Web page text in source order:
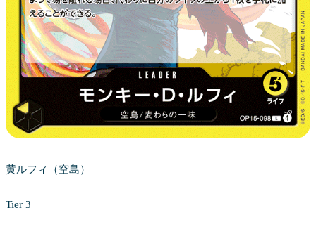
黄ルフィ（空島）
Tier 3